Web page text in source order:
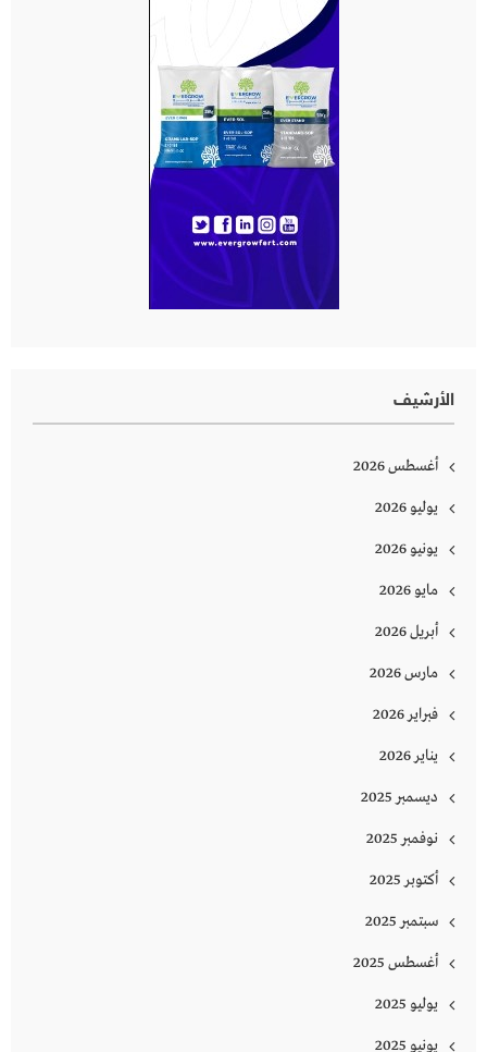
الأرشيف
أغسطس 2026
يوليو 2026
يونيو 2026
مايو 2026
أبريل 2026
مارس 2026
فبراير 2026
يناير 2026
ديسمبر 2025
نوفمبر 2025
أكتوبر 2025
سبتمبر 2025
أغسطس 2025
يوليو 2025
يونيو 2025